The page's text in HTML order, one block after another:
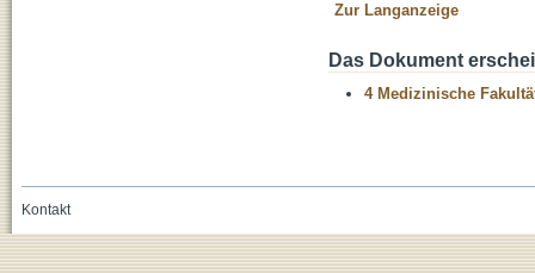
Zur Langanzeige
Das Dokument
4 Medizinische
Kontakt